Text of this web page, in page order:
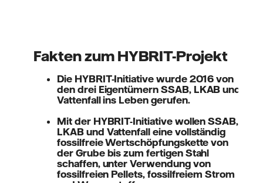
Fakten zum HYBRIT-Projekt
Die HYBRIT-Initiative wurde 2016 von
den drei Eigentümern SSAB, LKAB und
Vattenfall ins Leben gerufen.
Mit der HYBRIT-Initiative wollen SSAB,
LKAB und Vattenfall eine vollständig
fossilfreie Wertschöpfungskette von
der Grube bis zum fertigen Stahl
schaffen, unter Verwendung von
fossilfreien Pellets, fossilfreiem Strom